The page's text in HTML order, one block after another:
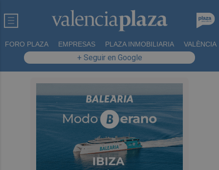
FORO PLAZA EMPRESAS PLAZA INMOBILIARIA VALÈNCIA
+ Seguir en Google